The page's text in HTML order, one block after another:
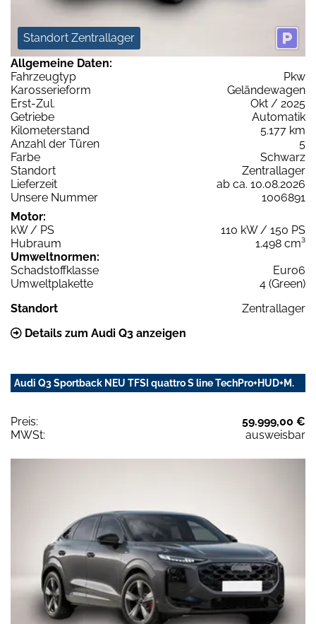
Standort Zentrallager
Allgemeine Daten:
Fahrzeugtyp
Pkw
Karosserieform
Geländewagen
Erst-Zul.
Okt / 2025
Getriebe
Automatik
Kilometerstand
5.177 km
Anzahl der Türen
5
Farbe
Schwarz
Standort
Zentrallager
Lieferzeit
ab ca. 10.08.2026
Unsere Nummer
1006891
Motor:
kW / PS
110 kW / 150 PS
Hubraum
1.498 cm³
Umweltnormen:
Schadstoffklasse
Euro6
Umweltplakette
4 (Green)
Standort
Zentrallager
Details zum Audi Q3 anzeigen
Audi Q3 Sportback NEU TFSI quattro S line TechPro+HUD+M.
Preis:
59.999,00 €
MWSt:
ausweisbar